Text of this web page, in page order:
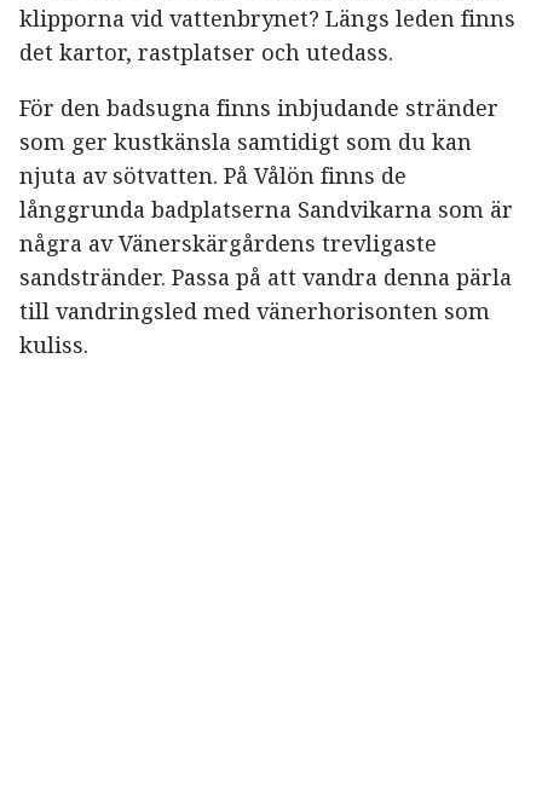
klipporna vid vattenbrynet? Längs leden finns
det kartor, rastplatser och utedass.
För den badsugna finns inbjudande stränder
som ger kustkänsla samtidigt som du kan
njuta av sötvatten. På Vålön finns de
långgrunda badplatserna Sandvikarna som är
några av Vänerskärgårdens trevligaste
sandstränder. Passa på att vandra denna pärla
till vandringsled med vänerhorisonten som
kuliss.